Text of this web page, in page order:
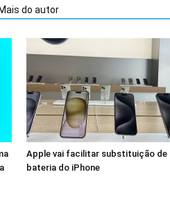
Mais do autor
Apple vai facilitar substituição de
bateria do iPhone